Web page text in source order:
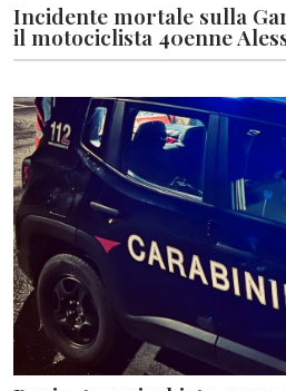
Incidente mortale sulla
il motociclista 40enne